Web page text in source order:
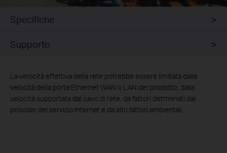
Specifiche
Supporto
La velocità effettiva della rete potrebbe essere limitata dalla
velocità della porta Ethernet WAN o LAN del prodotto, dalla
velocità supportata dal cavo di rete, da fattori detrminati dal
provider del servizio Internet e da altri fattori ambientali.